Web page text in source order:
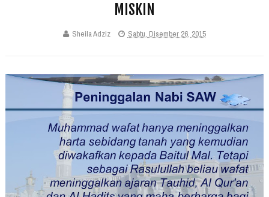
MISKIN
Sheila Adziz Sabtu, Disember 26, 2015